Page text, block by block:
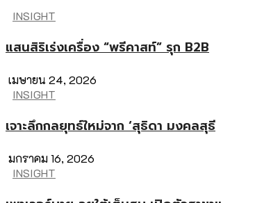
INSIGHT
แสนสิริเร่งเครื่อง “พรีคาสท์” รุก B2B
เมษายน 24, 2026
INSIGHT
เจาะลึกกลยุทธ์ใหม่จาก ‘สุธิดา มงคลสุธี
มกราคม 16, 2026
INSIGHT